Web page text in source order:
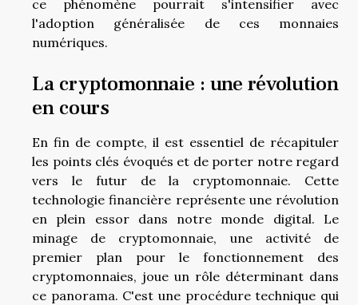
ce phénomène pourrait s'intensifier avec
l'adoption généralisée de ces monnaies
numériques.
La cryptomonnaie : une révolution
en cours
En fin de compte, il est essentiel de récapituler
les points clés évoqués et de porter notre regard
vers le futur de la cryptomonnaie. Cette
technologie financière représente une révolution
en plein essor dans notre monde digital. Le
minage de cryptomonnaie, une activité de
premier plan pour le fonctionnement des
cryptomonnaies, joue un rôle déterminant dans
ce panorama. C'est une procédure technique qui